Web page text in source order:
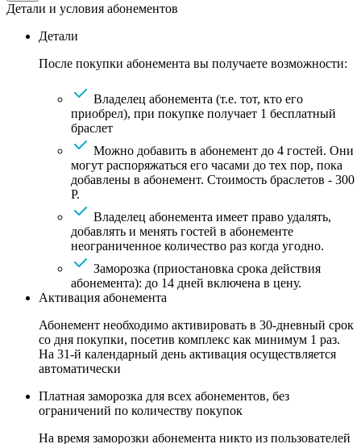
Детали и условия абонементов
Детали
После покупки абонемента вы получаете возможности:
Владелец абонемента (т.е. тот, кто его
приобрел), при покупке получает 1 бесплатный
браслет
Можно добавить в абонемент до 4 гостей. Они
могут распоряжаться его часами до тех пор, пока
добавлены в абонемент. Стоимость браслетов - 300
Р.
Владелец абонемента имеет право удалять,
добавлять и менять гостей в абонементе
неограниченное количество раз когда угодно.
Заморозка (приостановка срока действия
абонемента): до 14 дней включена в цену.
Активация абонемента
Абонемент необходимо активировать в 30-дневный срок
со дня покупки, посетив комплекс как минимум 1 раз.
На 31-й календарный день активация осуществляется
автоматически
Платная заморозка для всех абонементов, без
ограничений по количеству покупок
На время заморозки абонемента никто из пользователей